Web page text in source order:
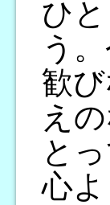
ひ
う
歓
え
と
心